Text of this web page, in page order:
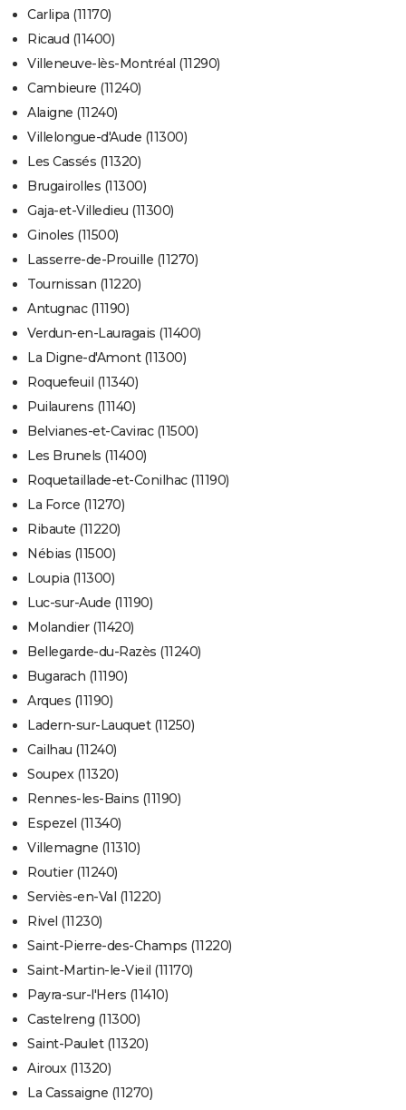
Carlipa (11170)
Ricaud (11400)
Villeneuve-lès-Montréal (11290)
Cambieure (11240)
Alaigne (11240)
Villelongue-d'Aude (11300)
Les Cassés (11320)
Brugairolles (11300)
Gaja-et-Villedieu (11300)
Ginoles (11500)
Lasserre-de-Prouille (11270)
Tournissan (11220)
Antugnac (11190)
Verdun-en-Lauragais (11400)
La Digne-d'Amont (11300)
Roquefeuil (11340)
Puilaurens (11140)
Belvianes-et-Cavirac (11500)
Les Brunels (11400)
Roquetaillade-et-Conilhac (11190)
La Force (11270)
Ribaute (11220)
Nébias (11500)
Loupia (11300)
Luc-sur-Aude (11190)
Molandier (11420)
Bellegarde-du-Razès (11240)
Bugarach (11190)
Arques (11190)
Ladern-sur-Lauquet (11250)
Cailhau (11240)
Soupex (11320)
Rennes-les-Bains (11190)
Espezel (11340)
Villemagne (11310)
Routier (11240)
Serviès-en-Val (11220)
Rivel (11230)
Saint-Pierre-des-Champs (11220)
Saint-Martin-le-Vieil (11170)
Payra-sur-l'Hers (11410)
Castelreng (11300)
Saint-Paulet (11320)
Airoux (11320)
La Cassaigne (11270)